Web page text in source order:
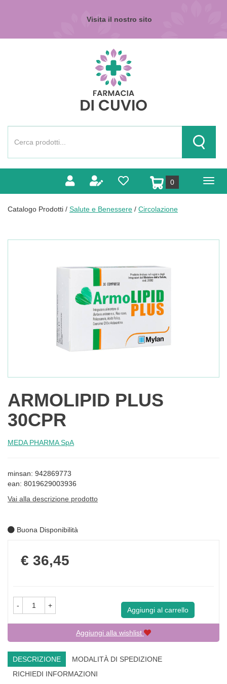
Visita il nostro sito
Prodotto
Cerca
0prodotti
inseriti
Catalogo Prodotti / Salute e Benessere / Circolazione
ARMOLIPID PLUS
30CPR
MEDA PHARMA SpA
minsan: 942869773
ean: 8019629003936
Vai alla descrizione prodotto
Buona Disponibilità
Prezzo
€ 36,45
- +
Aggiungi al carrello
Aggiungi alla wishlist
DESCRIZIONE
MODALITÀ DI SPEDIZIONE
RICHIEDI INFORMAZIONI